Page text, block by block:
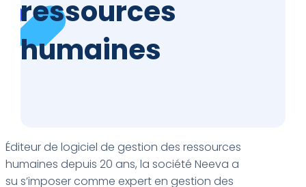
ressources
humaines
Éditeur de logiciel de gestion des ressources
humaines depuis 20 ans, la société Neeva a
su s’imposer comme expert en gestion des